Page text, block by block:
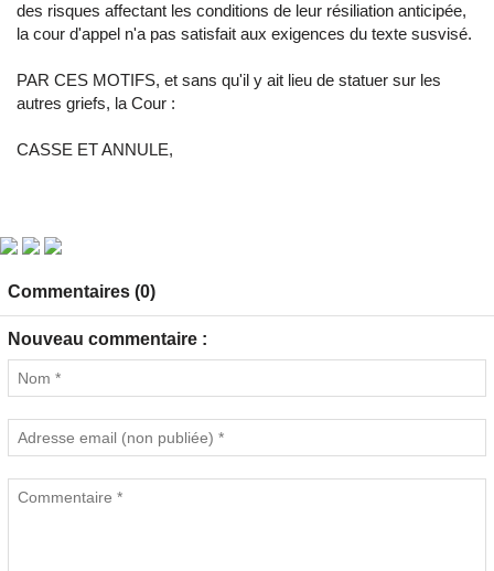
des risques affectant les conditions de leur résiliation anticipée,
la cour d'appel n'a pas satisfait aux exigences du texte susvisé.
PAR CES MOTIFS, et sans qu'il y ait lieu de statuer sur les
autres griefs, la Cour :
CASSE ET ANNULE,
Commentaires (0)
Nouveau commentaire :